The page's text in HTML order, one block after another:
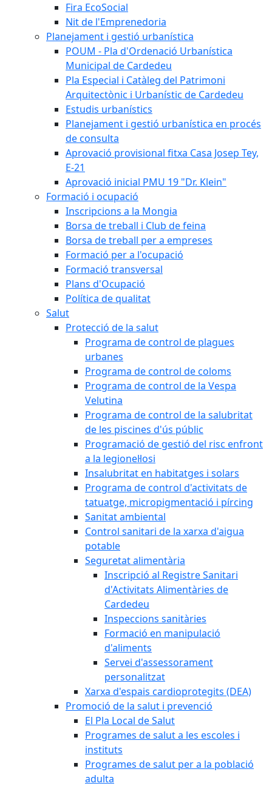
Fira EcoSocial
Nit de l'Emprenedoria
Planejament i gestió urbanística
POUM - Pla d'Ordenació Urbanística
Municipal de Cardedeu
Pla Especial i Catàleg del Patrimoni
Arquitectònic i Urbanístic de Cardedeu
Estudis urbanístics
Planejament i gestió urbanística en procés
de consulta
Aprovació provisional fitxa Casa Josep Tey,
E-21
Aprovació inicial PMU 19 "Dr. Klein"
Formació i ocupació
Inscripcions a la Mongia
Borsa de treball i Club de feina
Borsa de treball per a empreses
Formació per a l'ocupació
Formació transversal
Plans d'Ocupació
Política de qualitat
Salut
Protecció de la salut
Programa de control de plagues
urbanes
Programa de control de coloms
Programa de control de la Vespa
Velutina
Programa de control de la salubritat
de les piscines d'ús públic
Programació de gestió del risc enfront
a la legionel·losi
Insalubritat en habitatges i solars
Programa de control d'activitats de
tatuatge, micropigmentació i pírcing
Sanitat ambiental
Control sanitari de la xarxa d'aigua
potable
Seguretat alimentària
Inscripció al Registre Sanitari
d'Activitats Alimentàries de
Cardedeu
Inspeccions sanitàries
Formació en manipulació
d'aliments
Servei d'assessorament
personalitzat
Xarxa d'espais cardioprotegits (DEA)
Promoció de la salut i prevenció
El Pla Local de Salut
Programes de salut a les escoles i
instituts
Programes de salut per a la població
adulta